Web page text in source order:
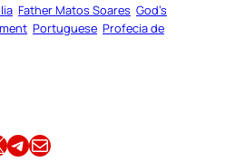
Father Matos Soares God’s
Portuguese Profecia de
Share this article on TelegramEmail this Article